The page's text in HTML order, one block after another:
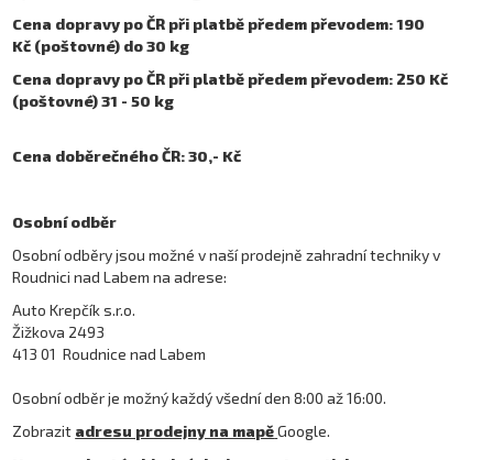
Cena dopravy po ČR při platbě předem převodem: 190
Kč (poštovné) do 30 kg
Cena dopravy po ČR při platbě předem převodem: 250 Kč
(poštovné) 31 - 50 kg
Cena doběrečného ČR: 30,- Kč
Osobní odběr
Osobní odběry jsou možné v naší prodejně zahradní techniky v
Roudnici nad Labem na adrese:
Auto Krepčík s.r.o.
Žižkova 2493
413 01 Roudnice nad Labem
Osobní odběr je možný každý všední den 8:00 až 16:00.
Zobrazit adresu prodejny na mapěGoogle.